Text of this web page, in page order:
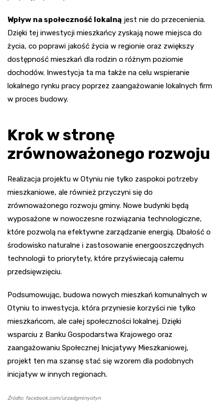
Wpływ na społeczność lokalną jest nie do przecenienia.
Dzięki tej inwestycji mieszkańcy zyskają nowe miejsca do
życia, co poprawi jakość życia w regionie oraz zwiększy
dostępność mieszkań dla rodzin o różnym poziomie
dochodów. Inwestycja ta ma także na celu wspieranie
lokalnego rynku pracy poprzez zaangażowanie lokalnych firm
w proces budowy.
Krok w stronę
zrównoważonego rozwoju
Realizacja projektu w Otyniu nie tylko zaspokoi potrzeby
mieszkaniowe, ale również przyczyni się do
zrównoważonego rozwoju gminy. Nowe budynki będą
wyposażone w nowoczesne rozwiązania technologiczne,
które pozwolą na efektywne zarządzanie energią. Dbałość o
środowisko naturalne i zastosowanie energooszczędnych
technologii to priorytety, które przyświecają całemu
przedsięwzięciu.
Podsumowując, budowa nowych mieszkań komunalnych w
Otyniu to inwestycja, która przyniesie korzyści nie tylko
mieszkańcom, ale całej społeczności lokalnej. Dzięki
wsparciu z Banku Gospodarstwa Krajowego oraz
zaangażowaniu Społecznej Inicjatywy Mieszkaniowej,
projekt ten ma szansę stać się wzorem dla podobnych
inicjatyw w innych regionach.
Źródło: facebook.com/urzadgminyotyn